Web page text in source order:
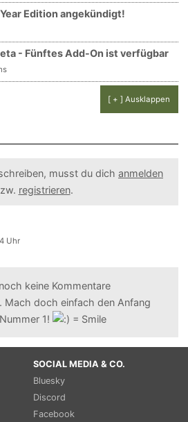
Edition angekündigt!
- Fünftes Add-On ist verfügbar
[ + ] Ausklappen
musst du dich anmelden
registrieren.
Uhr
keine Kommentare
Mach doch einfach den Anfang
1!
SOCIAL MEDIA & CO.
Bluesky
Discord
Facebook